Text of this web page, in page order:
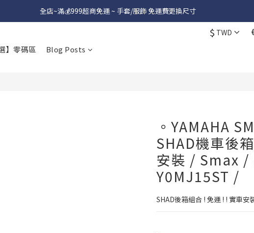
全店~滿💰999超商免運 ~ 手套/服飾 免運費更換尺寸
$ TWD
】零碼區 Blog Posts
。YAMAHA
SHAD機車後
安裝 / Smax
Y0MJ15ST /
SHAD後箱組合 ! 免運 ! ! 實車安